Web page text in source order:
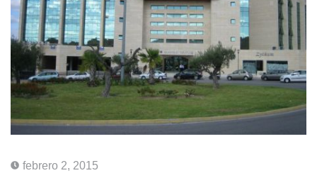
febrero 2, 2015